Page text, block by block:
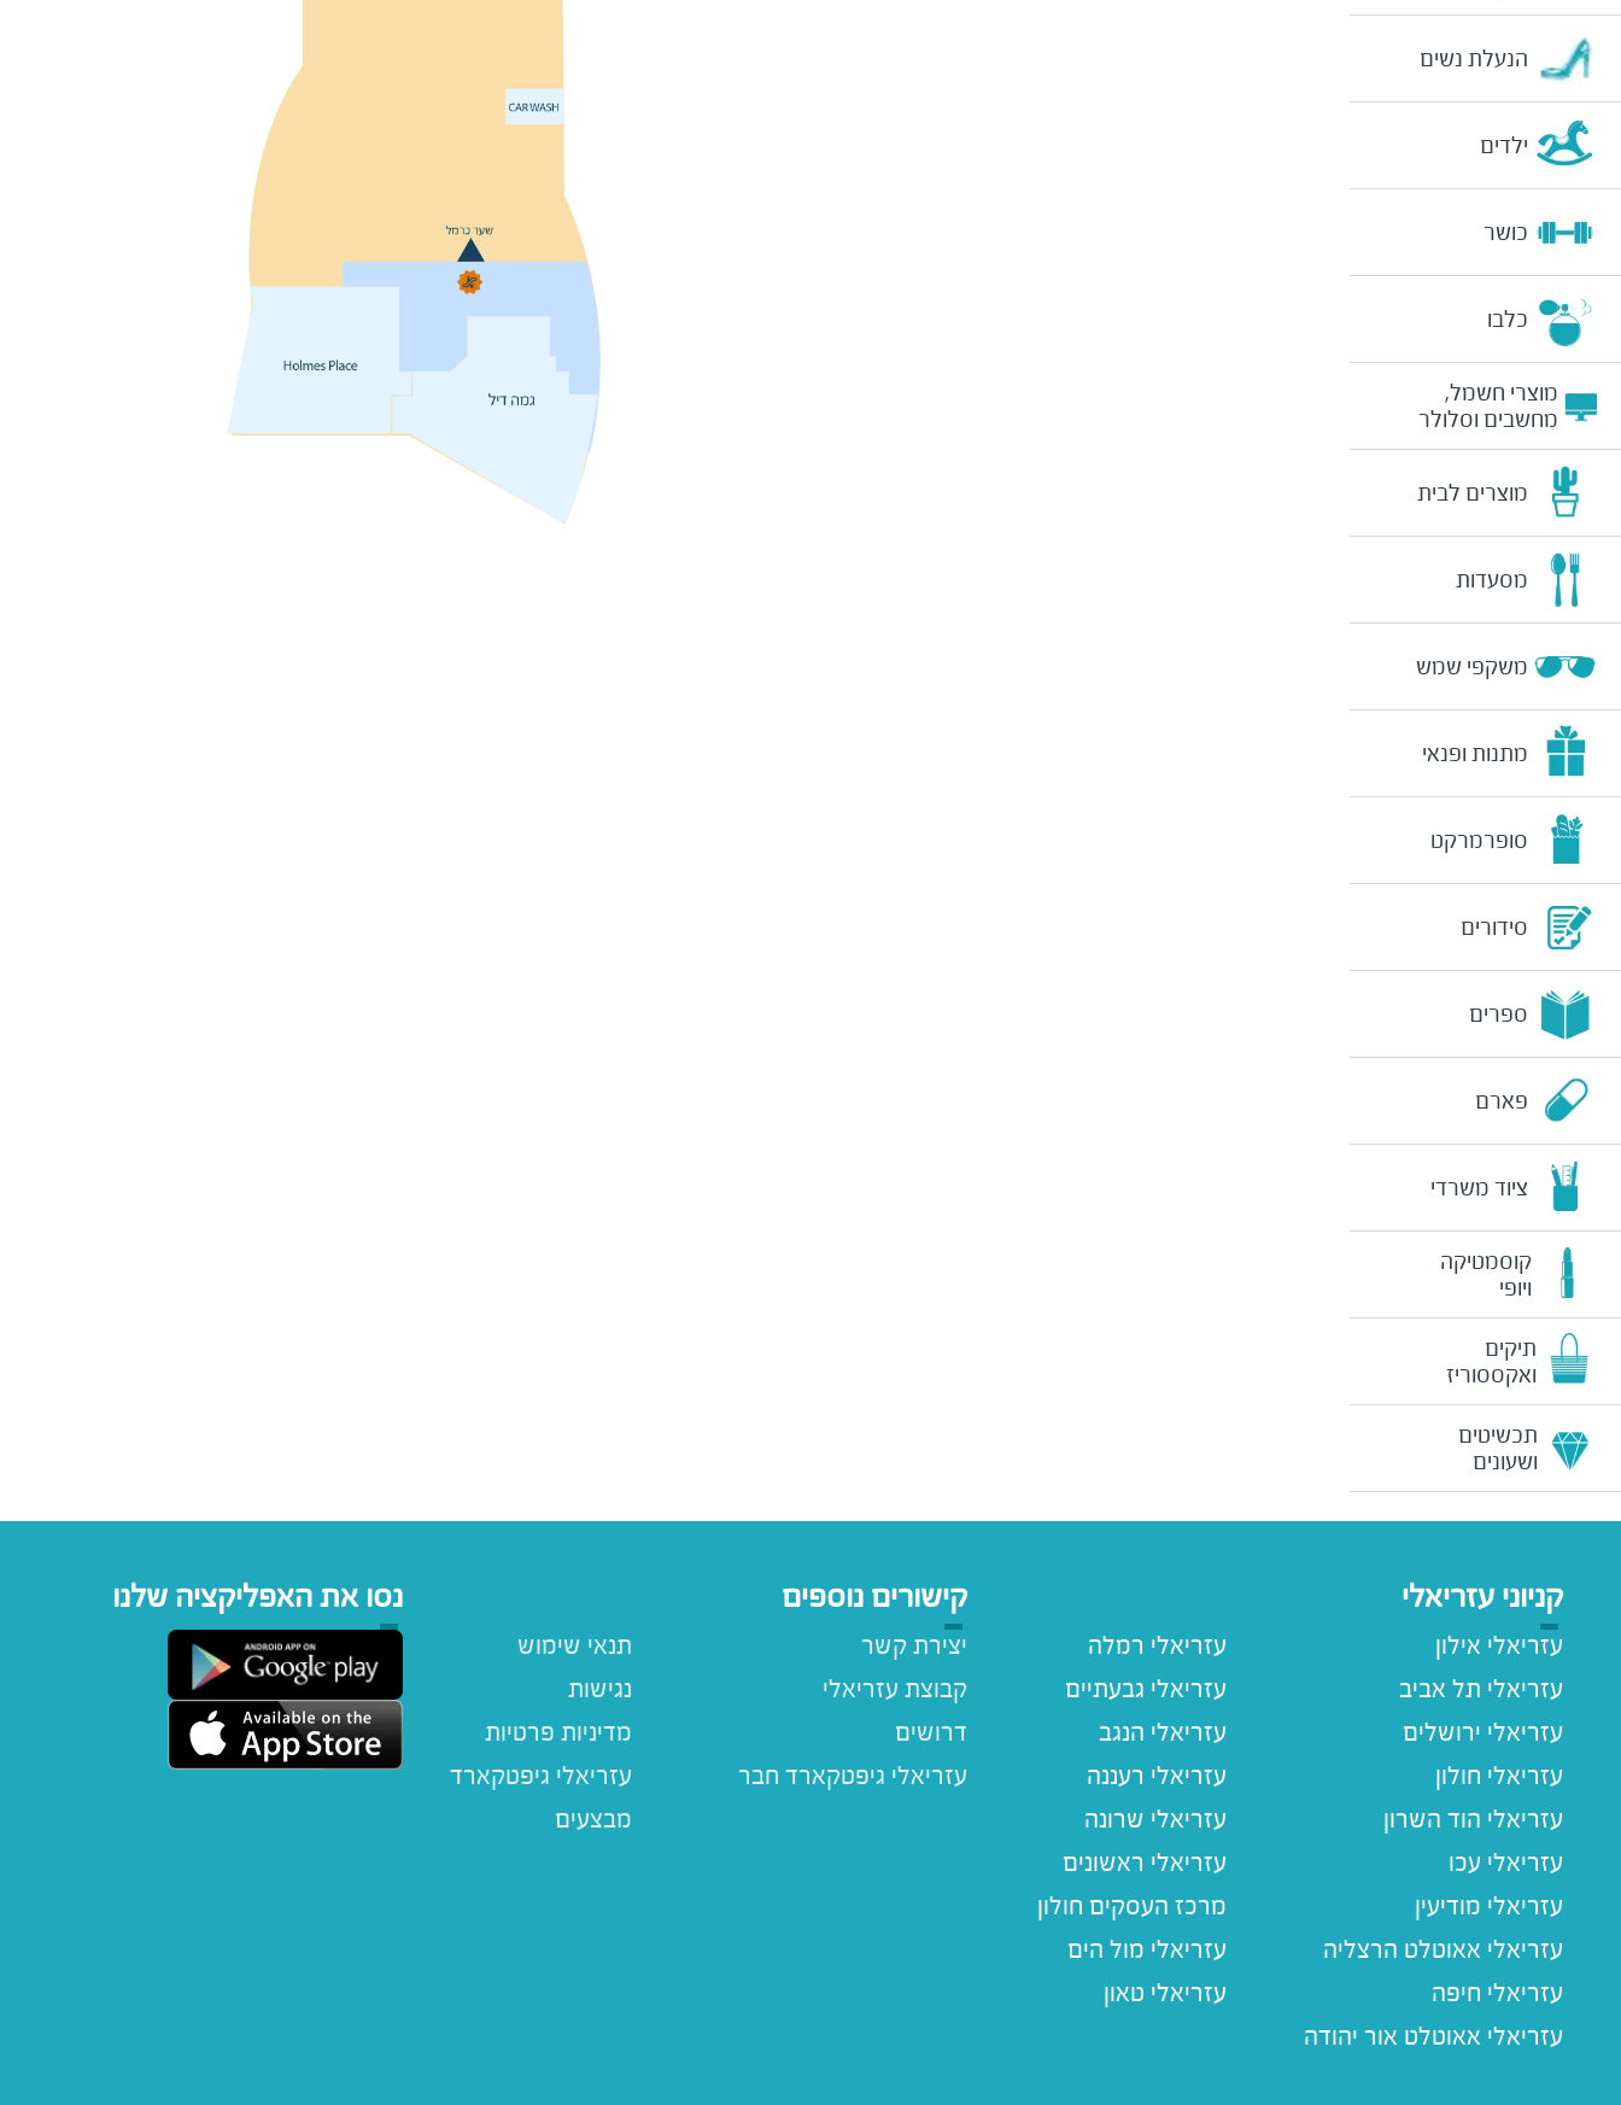
הנעלת נשים
ילדים
כושר
כלבו
מוצרי חשמל,
מחשבים וסלולר
מוצרים לבית
מסעדות
משקפי שמש
מתנות ופנאי
סופרמרקט
סידורים
ספרים
פארם
ציוד משרדי
קוסמטיקה
ויופי
תיקים
ואקססוריז
תכשיטים
ושעונים
קניוני עזריאלי
עזריאלי אילון
עזריאלי תל אביב
עזריאלי ירושלים
עזריאלי חולון
עזריאלי הוד השרון
עזריאלי עכו
עזריאלי מודיעין
עזריאלי אאוטלט הרצליה
עזריאלי חיפה
עזריאלי אאוטלט אור יהודה
עזריאלי רמלה
עזריאלי גבעתיים
עזריאלי הנגב
עזריאלי רעננה
עזריאלי שרונה
עזריאלי ראשונים
מרכז העסקים חולון
עזריאלי מול הים
עזריאלי טאון
קישורים נוספים
תנאי שימוש
נגישות
מדיניות פרטיות
עזריאלי גיפטקארד
מבצעים
יצירת קשר
קבוצת עזריאלי
דרושים
נסו את האפליקציה שלנו